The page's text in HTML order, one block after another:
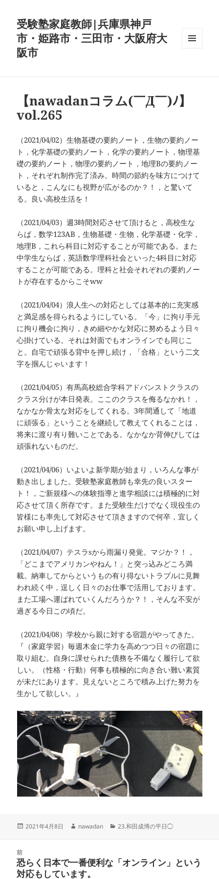
受験塾家庭教師|兵庫県神戸
市・姫路市・三田市・大阪府大
阪市
【nawadanコラム(￣Д￣)ﾉ】
vol.265
（2021/04/02）生物基礎の要約ノート，生物の要約ノー
ト，化学基礎の要約ノート，化学の要約ノート，物理基
礎の要約ノート，物理の要約ノート，地理Bの要約ノー
ト，それぞれ制作完了済み。時間の節約を味方につけて
いると，こんなにも視野が広がるのか？！，と驚いて
る。良い高校生活を！
（2021/04/03）週3時間対応させて頂けると，高校生な
らば，数学123AB，生物基礎・生物，化学基礎・化学，
地理B，これら科目に対応することが可能である。また
中学生ならば，英語数学理科社会といった4科目に対応
することが可能である。理科と社会それぞれの要約ノー
トが存在するからこそww
（2021/04/04）浪人生への対応としては基本的に充実感
と満足感を得られるようにしている。「今」に拘り手元
に拘り機会に拘り，きめ細やかな対応に努めるよう日々
心掛けている。それは対面でもオンラインでも同じこ
と。自宅で頑張る背中を押し続け，「合格」という二文
字を掴んじゃいます！
（2021/04/05）有馬高校総合学科アドバンストクラスの
クラス分けが本日発表。ここのクラスを侮るなかれ！，
なかなか骨太な対応をしてくれる。3年間通して「地道
に頑張る」ということを継続して教えてくれることは，
将来に渡り有り難いことである。なかなか背伸びしては
頑張れないものだ。
（2021/04/06）いよいよ新学期が始まり，いろんな事が
動き出しました。受験塾家庭教師も幸先の良いスター
ト！，ご新規様への体験指導と進学相談には積極的に対
応させて頂く所存です。また受験生だけでなく現役生の
皆様にも率先して対応させて頂きますので何卒，宜しく
お願い申し上げます。
（2021/04/07）テスラsから雨漏り発覚。マジか？！，
「どこまでアメリカンやねん！」と突っ込みどころ満
載。納車してからというもの有り得ないトラブルに見舞
われ続く中，逞しく日々のお仕事で活用しております。
また工場へ運ばれていくんだろうか？！，そんな不安が
過ぎる今日この頃だ。
（2021/04/08）学校から親に対する宿題がやってきた。
『（家庭学習）毎週木金に学力を高めつつ日々の宿題に
取り組む。自身に課せられた債務を不備なく履行して欲
しい。（性格・行動）何事も積極的に向き合い難い素質
が未だにあります。見えないところで積み上げた努力を
生かして欲しい。』
投
2021年4月8日
作
nawadan
カ
ー
23.和田成博の平日◯
前
前
の
恐らく日本で一番便利な「オンライン」という
対応もしています。